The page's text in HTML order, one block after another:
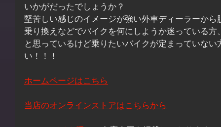
いかがだったでしょうか？
堅苦しい感じのイメージが強い外車ディーラーか
乗り換えなどでバイクを何にしようか迷っている
と思っているけど乗りたいバイクが定まっていな
い！！！
ホームページはこちら
当店のオンラインストアはこちらから